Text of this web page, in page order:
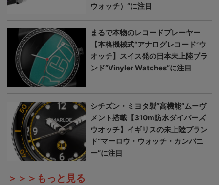
ウォッチ）”に注目
まるで本物のレコードプレーヤー
【本格機械式“アナログレコード”ウ
オッチ】スイス発の日本未上陸ブラ
ンド“Vinyler Watches”に注目
シチズン・ミヨタ製“高機能”ムーヴ
メント搭載【310m防水ダイバーズ
ウオッチ】イギリスの未上陸ブラン
ド“マーロウ・ウォッチ・カンパニ
ー”に注目
＞＞＞もっと見る